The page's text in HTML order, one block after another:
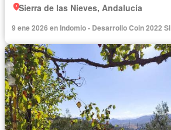
Sierra de las Nieves, Andalucía
9 ene 2026 en Indomio - Desarrollo Coin 2022 Sl